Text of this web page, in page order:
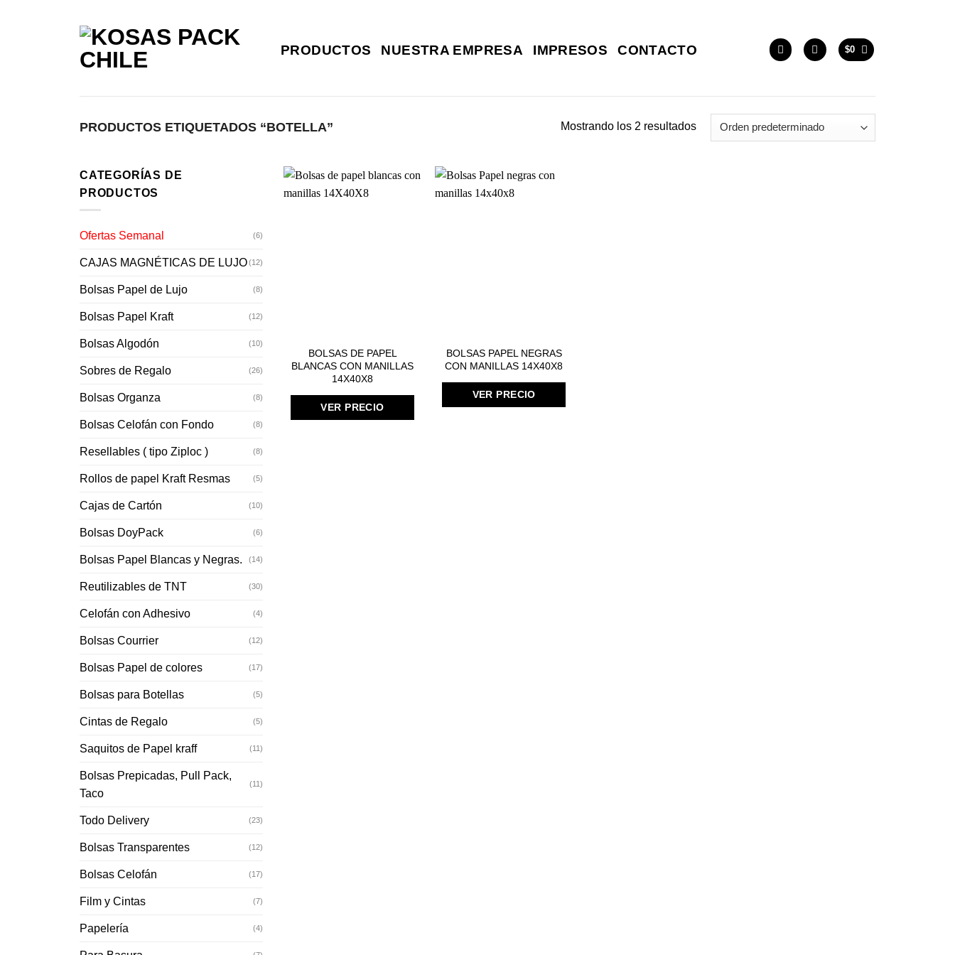
PRODUCTOS NUESTRA EMPRESA IMPRESOS CONTACTO $0
PRODUCTOS ETIQUETADOS “BOTELLA” Mostrando los 2 resultados
CATEGORÍAS DE
PRODUCTOS
Ofertas Semanal (6)
CAJAS MAGNÉTICAS DE LUJO(12)
Bolsas Papel de Lujo (8)
Bolsas Papel Kraft (12)
Bolsas Algodón (10)
Sobres de Regalo (26)
Bolsas Organza (8)
Bolsas Celofán con Fondo (8)
Resellables ( tipo Ziploc ) (8)
Rollos de papel Kraft Resmas (5)
Cajas de Cartón (10)
Bolsas DoyPack (6)
Bolsas Papel Blancas y Negras. (14)
Reutilizables de TNT (30)
Celofán con Adhesivo (4)
Bolsas Courrier (12)
Bolsas Papel de colores (17)
Bolsas para Botellas (5)
Cintas de Regalo (5)
Saquitos de Papel kraff (11)
Bolsas Prepicadas, Pull Pack,
Taco
(11)
Todo Delivery (23)
Bolsas Transparentes (12)
Bolsas Celofán (17)
Film y Cintas (7)
Papelería (4)
BOLSAS DE PAPEL
BLANCAS CON MANILLAS
14X40X8
VER PRECIO
BOLSAS PAPEL NEGRAS
CON MANILLAS 14X40X8
VER PRECIO